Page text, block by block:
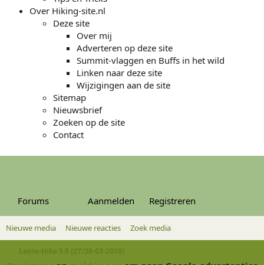
Over Hiking-site.nl
Deze site
Over mij
Adverteren op deze site
Summit-vlaggen en Buffs in het wild
Linken naar deze site
Wijzigingen aan de site
Sitemap
Nieuwsbrief
Zoeken op de site
Contact
Forums Media
Aanmelden Registreren
Nieuwe media Nieuwe reacties Zoek media